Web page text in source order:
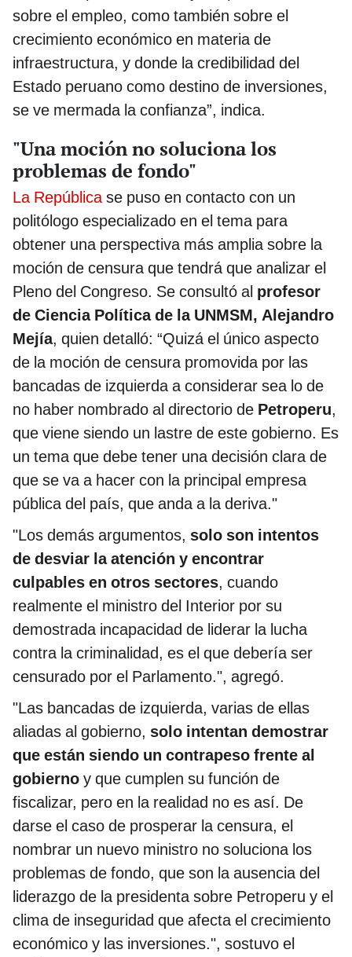
sobre el empleo, como también sobre el
crecimiento económico en materia de
infraestructura, y donde la credibilidad del
Estado peruano como destino de inversiones,
se ve mermada la confianza”, indica.
"Una moción no soluciona los
problemas de fondo"
La Repúblicase puso en contacto con un
politólogo especializado en el tema para
obtener una perspectiva más amplia sobre la
moción de censura que tendrá que analizar el
Pleno del Congreso. Se consultó al profesor
de Ciencia Política de la UNMSM, Alejandro
Mejía, quien detalló: “Quizá el único aspecto
de la moción de censura promovida por las
bancadas de izquierda a considerar sea lo de
no haber nombrado al directorio de Petroperu,
que viene siendo un lastre de este gobierno. Es
un tema que debe tener una decisión clara de
que se va a hacer con la principal empresa
pública del país, que anda a la deriva."
"Los demás argumentos, solo son intentos
de desviar la atención y encontrar
culpables en otros sectores, cuando
realmente el ministro del Interior por su
demostrada incapacidad de liderar la lucha
contra la criminalidad, es el que debería ser
censurado por el Parlamento.", agregó.
"Las bancadas de izquierda, varias de ellas
aliadas al gobierno, solo intentan demostrar
que están siendo un contrapeso frente al
gobierno y que cumplen su función de
fiscalizar, pero en la realidad no es así. De
darse el caso de prosperar la censura, el
nombrar un nuevo ministro no soluciona los
problemas de fondo, que son la ausencia del
liderazgo de la presidenta sobre Petroperu y el
clima de inseguridad que afecta el crecimiento
económico y las inversiones.", sostuvo el